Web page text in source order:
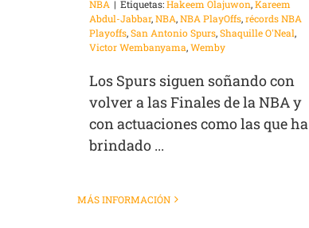
NBA | Etiquetas:Hakeem Olajuwon,Kareem
Abdul-Jabbar,NBA,NBA PlayOffs,récords NBA
Playoffs,San Antonio Spurs,Shaquille O'Neal,
Victor Wembanyama,Wemby
Los Spurs siguen soñando con
volver a las Finales de la NBA y
con actuaciones como las que ha
brindado ...
MÁS INFORMACIÓN